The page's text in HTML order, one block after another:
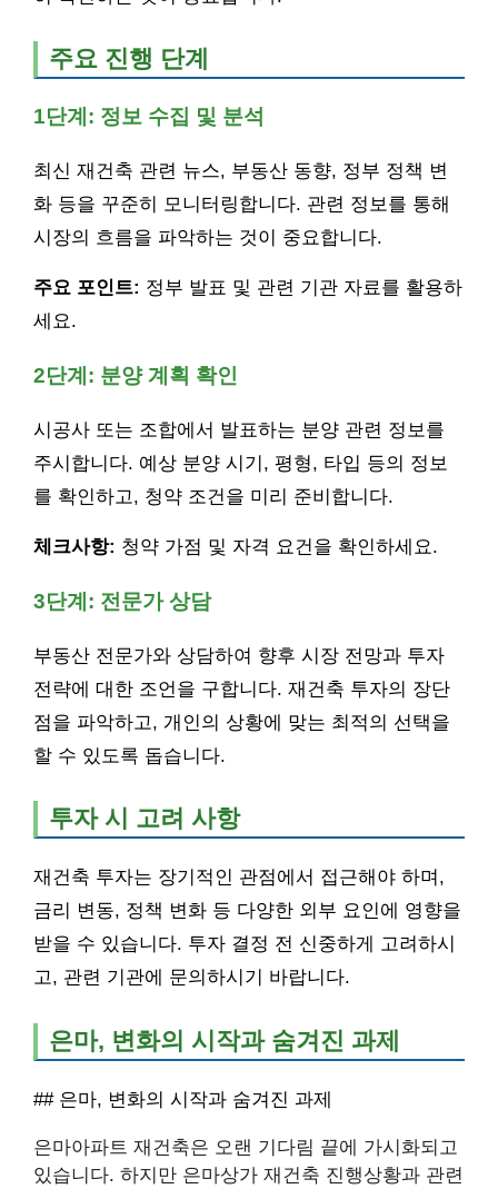
주요 진행 단계
1단계: 정보 수집 및 분석
최신 재건축 관련 뉴스, 부동산 동향, 정부 정책 변
화 등을 꾸준히 모니터링합니다. 관련 정보를 통해
시장의 흐름을 파악하는 것이 중요합니다.
주요 포인트: 정부 발표 및 관련 기관 자료를 활용하
세요.
2단계: 분양 계획 확인
시공사 또는 조합에서 발표하는 분양 관련 정보를
주시합니다. 예상 분양 시기, 평형, 타입 등의 정보
를 확인하고, 청약 조건을 미리 준비합니다.
체크사항: 청약 가점 및 자격 요건을 확인하세요.
3단계: 전문가 상담
부동산 전문가와 상담하여 향후 시장 전망과 투자
전략에 대한 조언을 구합니다. 재건축 투자의 장단
점을 파악하고, 개인의 상황에 맞는 최적의 선택을
할 수 있도록 돕습니다.
투자 시 고려 사항
재건축 투자는 장기적인 관점에서 접근해야 하며,
금리 변동, 정책 변화 등 다양한 외부 요인에 영향을
받을 수 있습니다. 투자 결정 전 신중하게 고려하시
고, 관련 기관에 문의하시기 바랍니다.
은마, 변화의 시작과 숨겨진 과제
## 은마, 변화의 시작과 숨겨진 과제
은마아파트 재건축은 오랜 기다림 끝에 가시화되고
있습니다. 하지만 은마상가 재건축 진행상황과 관련